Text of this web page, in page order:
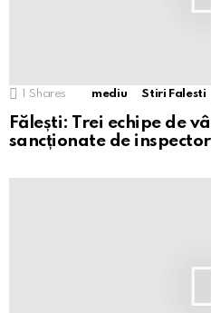
Shares mediu Stiri Falesti
Fălești: Trei echipe de
sancționate de